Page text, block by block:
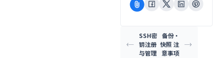
SSH密
钥注册
与管理
备份·
快照 注
意事项